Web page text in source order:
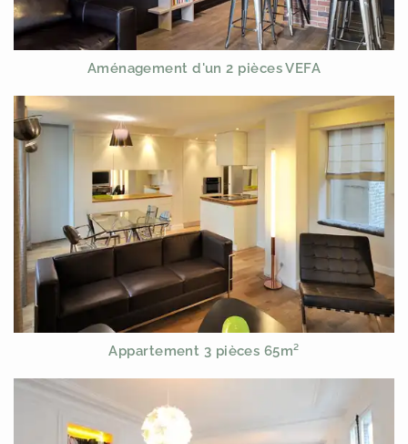
Aménagement d'un 2 pièces VEFA
Appartement 3 pièces 65m²